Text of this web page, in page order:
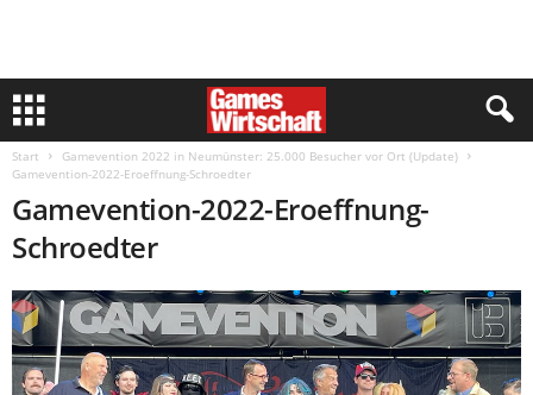
Start
Gamevention 2022 in Neumünster: 25.000 Besucher vor Ort (Update)
Gamevention-2022-Eroeffnung-Schroedter
Gamevention-2022-Eroeffnung-
Schroedter